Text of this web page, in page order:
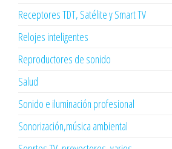
Receptores TDT, Satélite y Smart TV
Relojes inteligentes
Reproductores de sonido
Salud
Sonido e iluminación profesional
Sonorización,música ambiental